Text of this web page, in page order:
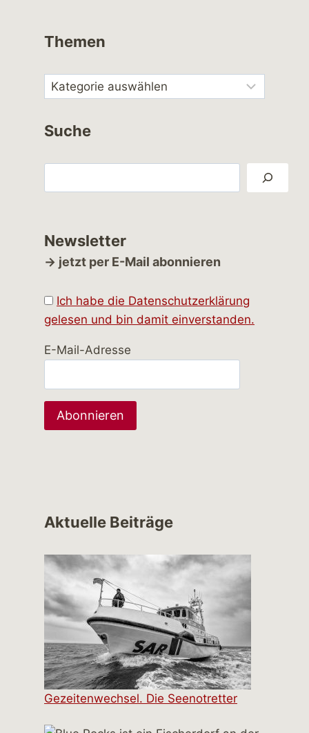
Themen
Suche
Newsletter
→ jetzt per E-Mail abonnieren
Ich habe die Datenschutzerklärung
gelesen und bin damit einverstanden.
E-Mail-Adresse
Aktuelle Beiträge
Gezeitenwechsel. Die Seenotretter